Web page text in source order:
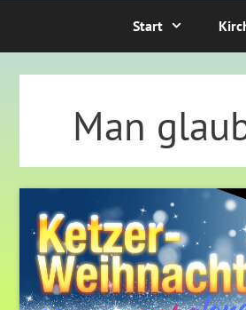
Start
Man